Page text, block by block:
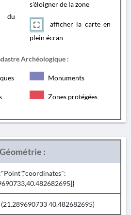
du
s'éloigner de la zone
afficher la carte en
plein écran
Archéologique :
Monuments
Zones protégées
Géométrie :
40.482682695)